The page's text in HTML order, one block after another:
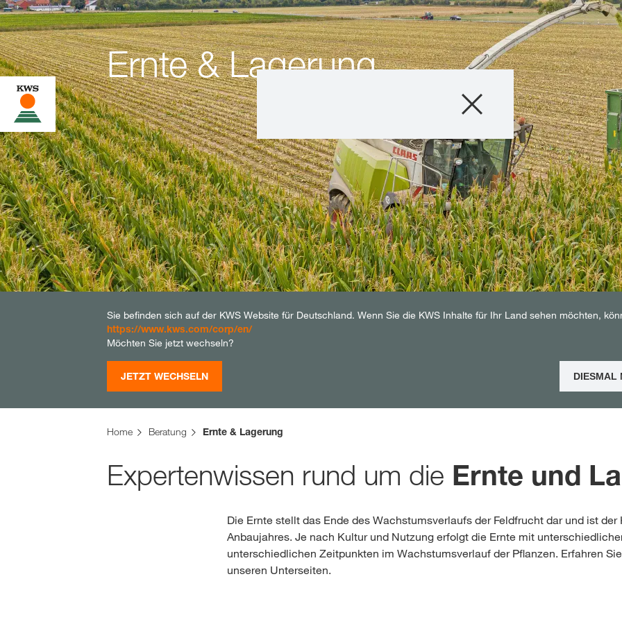
Produkte
Beratung
Stories & Events
Digitale Services
Über uns
Exklusiver
mitmyKWS
der KWS
Sie befinden sich auf der KWS Website für Deutschland. Wenn Sie die KWS Inhalte für Ihr Land sehen möchten,
https://www.kws.com/corp/en/
Möchten Sie jetzt wechseln?
JETZT WECHSELN DIESMAL
Home Beratung Ernte & Lagerung
Ernte & Lagerung
Expertenwissen rund um die Ernte und
Die Ernte stellt das Ende des Wachstumsverlaufs der Feldfrucht dar und ist der
Anbaujahres. Je nach Kultur und Nutzung erfolgt die Ernte mit
unterschiedlichen Zeitpunkten im Wachstumsverlauf der Pflanzen. Erfahren
unseren Unterseiten.